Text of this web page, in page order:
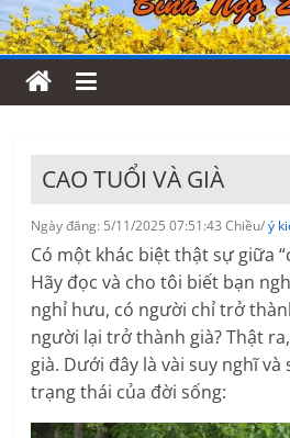
CAO TUỔI VÀ GIÀ
Ngày đăng: 5/11/2025 07:51:43 Chiều/ý
Có một khác biệt thật sự giữa
Hãy đọc và cho tôi biết bạn
nghỉ hưu, có người chỉ trở
người lại trở thành già? Thật
già. Dưới đây là vài suy nghĩ và
trạng thái của đời sống: